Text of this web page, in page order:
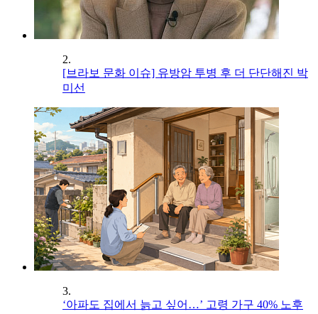
2.
[브라보 문화 이슈] 유방암 투병 후 더 단단해진 박
미선
3.
‘아파도 집에서 늙고 싶어…’ 고령 가구 40% 노후